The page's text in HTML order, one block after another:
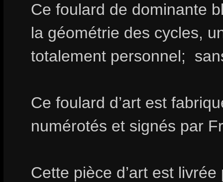
Ce foulard de dominante
la géométrie des cycles,
totalement personnel;
Ce foulard d’art est
numérotés et signés par
Cette pièce d’art est